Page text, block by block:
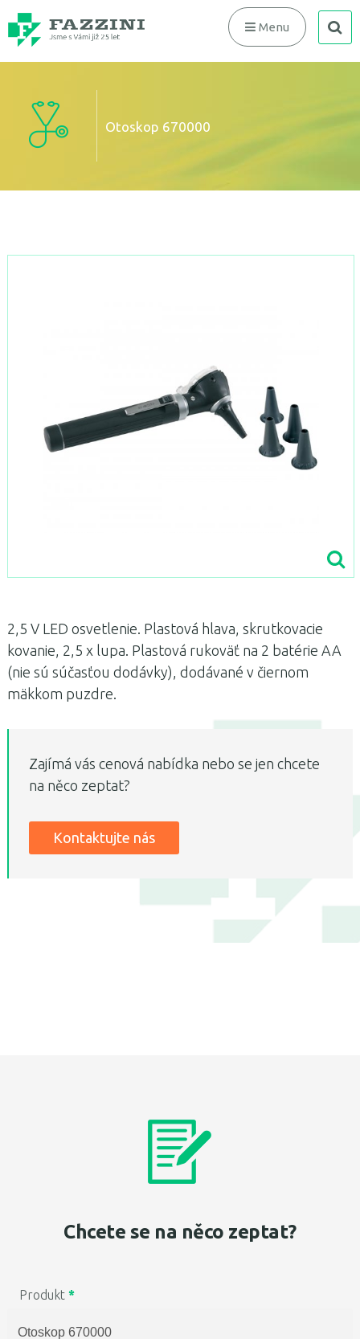
Menu
Otoskop 670000
2,5 V LED osvetlenie. Plastová hlava, skrutkovacie
kovanie, 2,5 x lupa. Plastová rukoväť na 2 batérie AA
(nie sú súčasťou dodávky), dodávané v čiernom
mäkkom puzdre.
Zajímá vás cenová nabídka nebo se jen chcete
na něco zeptat?
Kontaktujte nás
Chcete se na něco zeptat?
Produkt*